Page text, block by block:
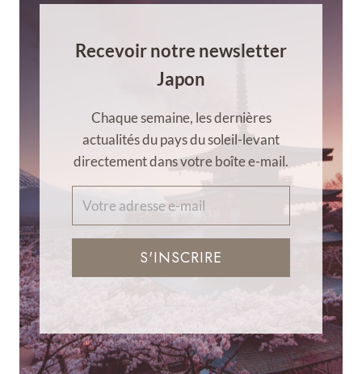
Recevoir notre newsletter
Japon
Chaque semaine, les dernières
actualités du pays du soleil-levant
directement dans votre boîte e-mail.
S'INSCRIRE